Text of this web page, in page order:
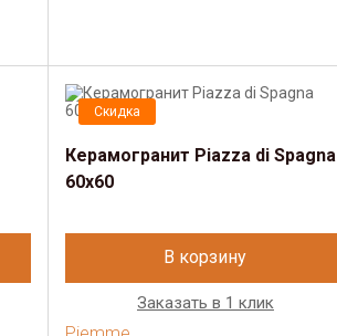
Скидка
Керамогранит Piazza di Spagna
60х60
В корзину
Заказать в 1 клик